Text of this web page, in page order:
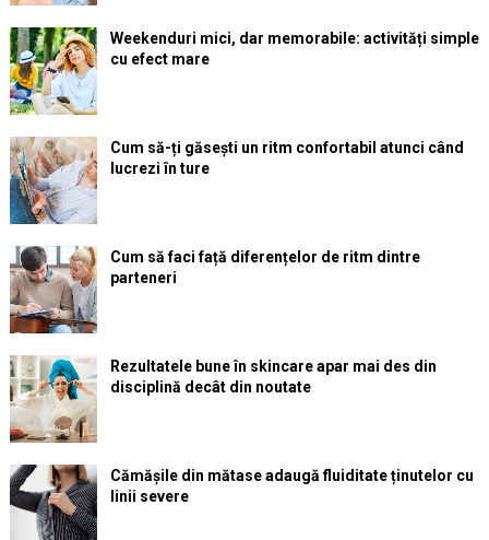
Weekenduri mici, dar memorabile: activități simple
cu efect mare
Cum să-ți găsești un ritm confortabil atunci când
lucrezi în ture
Cum să faci față diferențelor de ritm dintre
parteneri
Rezultatele bune în skincare apar mai des din
disciplină decât din noutate
Cămășile din mătase adaugă fluiditate ținutelor cu
linii severe